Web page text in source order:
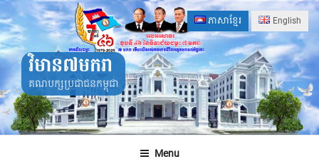
Skip
to
content
ភាសាខ្មែរ English
វិមាន៧មករា
គណបក្សប្រជាជនកម្ពុជា
Menu